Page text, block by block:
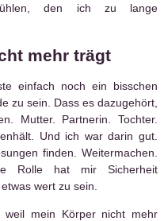
den ich zu lange
mehr trägt
einfach noch ein bisschen
zu sein. Dass es dazugehört,
Mutter. Partnerin. Tochter.
Und ich war darin gut.
finden. Weitermachen.
Rolle hat mir Sicherheit
wert zu sein.
mein Körper nicht mehr